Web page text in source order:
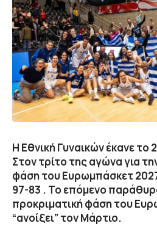
Η Εθνική Γυναικών έκανε το
Στον τρίτο της αγώνα για
φάση του Ευρωμπάσκετ 2027
97-83 . Το επόμενο
προκριματική φάση του
“ανοίξει” τον Μάρτιο.